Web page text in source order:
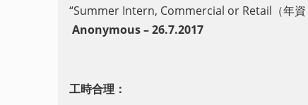
“Summer Intern, Commercial or Retail （年資
Anonymous – 26.7.2017
工時合理：